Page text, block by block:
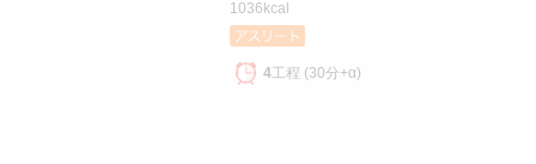
1036kcal
4工程 (30分+α)